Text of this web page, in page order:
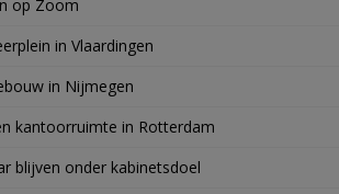
op Zoom
in Vlaardingen
in Nijmegen
kantoorruimte in Rotterdam
blijven onder kabinetsdoel